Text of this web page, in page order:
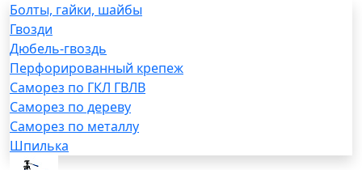
Болты, гайки, шайбы
Гвозди
Дюбель-гвоздь
Перфорированный крепеж
Саморез по ГКЛ ГВЛВ
Саморез по дереву
Саморез по металлу
Шпилька